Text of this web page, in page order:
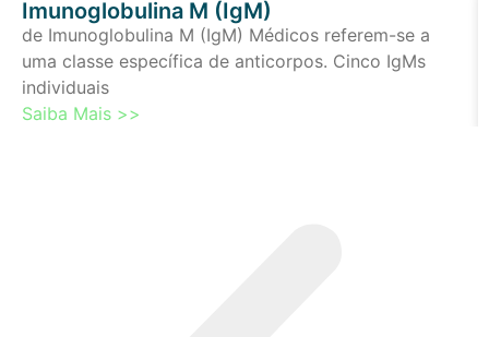
Imunoglobulina M (IgM)
de Imunoglobulina M (IgM) Médicos referem-se a
uma classe específica de anticorpos. Cinco IgMs
individuais
Saiba Mais >>